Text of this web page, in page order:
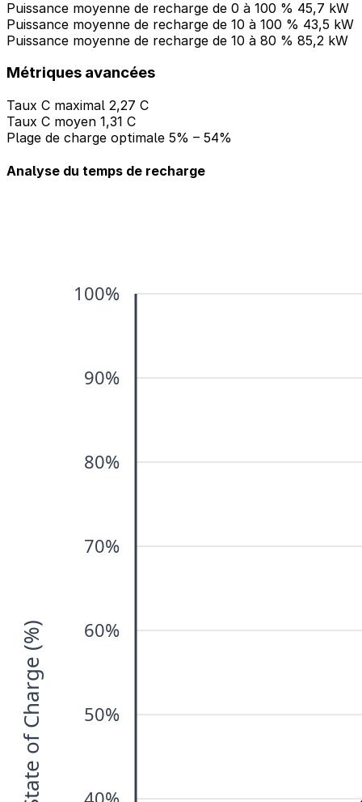
Puissance moyenne de recharge de 0 à 100 % 45,7 kW
Puissance moyenne de recharge de 10 à 100 % 43,5 kW
Puissance moyenne de recharge de 10 à 80 % 85,2 kW
Métriques avancées
Taux C maximal 2,27 C
Taux C moyen 1,31 C
Plage de charge optimale 5% – 54%
Analyse du temps de recharge